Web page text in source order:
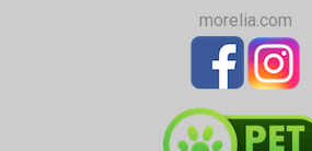
morelia.com